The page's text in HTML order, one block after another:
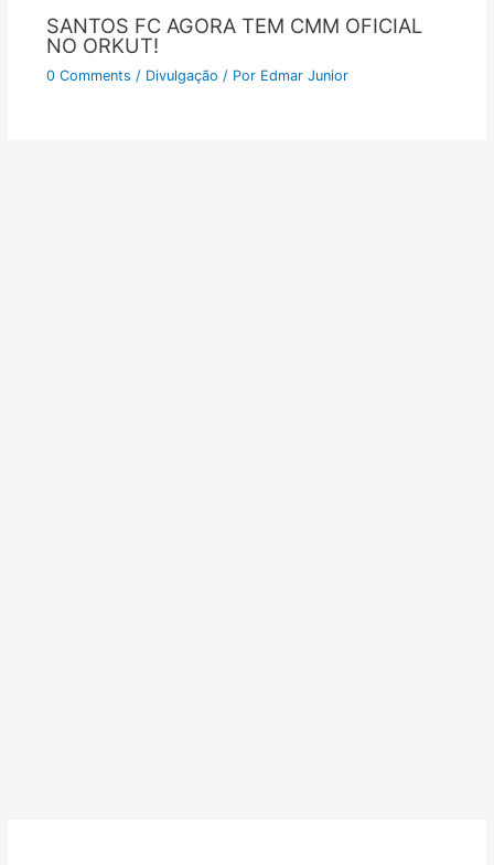
SANTOS FC AGORA TEM CMM OFICIAL
NO ORKUT!
0 Comments / Divulgação / Por Edmar Junior